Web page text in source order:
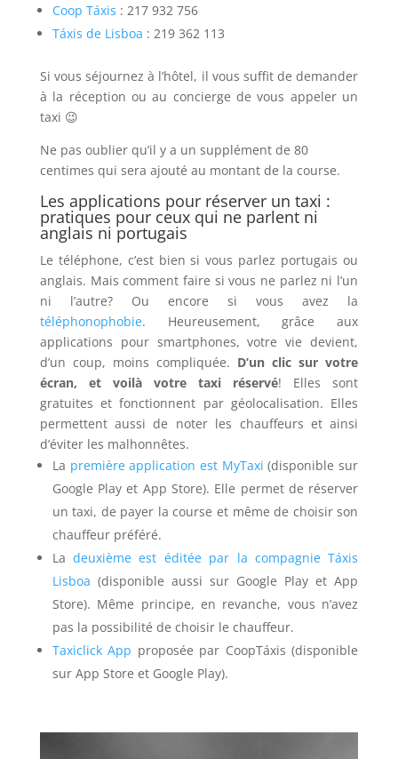
Coop Táxis : 217 932 756
Táxis de Lisboa : 219 362 113
Si vous séjournez à l’hôtel, il vous suffit de demander
à la réception ou au concierge de vous appeler un
taxi 😉
Ne pas oublier qu’il y a un supplément de 80
centimes qui sera ajouté au montant de la course.
Les applications pour réserver un taxi :
pratiques pour ceux qui ne parlent ni
anglais ni portugais
Le téléphone, c’est bien si vous parlez portugais ou
anglais. Mais comment faire si vous ne parlez ni l’un
ni l’autre? Ou encore si vous avez la
téléphonophobie. Heureusement, grâce aux
applications pour smartphones, votre vie devient,
d’un coup, moins compliquée. D’un clic sur votre
écran, et voilà votre taxi réservé! Elles sont
gratuites et fonctionnent par géolocalisation. Elles
permettent aussi de noter les chauffeurs et ainsi
d’éviter les malhonnêtes.
La première application est MyTaxi (disponible sur
Google Play et App Store). Elle permet de réserver
un taxi, de payer la course et même de choisir son
chauffeur préféré.
Ladeuxième est éditée par la compagnie Táxis
Lisboa (disponible aussi sur Google Play et App
Store). Même principe, en revanche, vous n’avez
pas la possibilité de choisir le chauffeur.
Taxiclick App proposée par CoopTáxis (disponible
sur App Store et Google Play).